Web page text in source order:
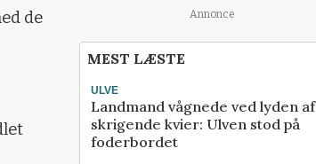
de
Annonce
MEST LÆSTE
ULVE
Landmand vågnede ved lyden af
skrigende kvier: Ulven stod på
foderbordet